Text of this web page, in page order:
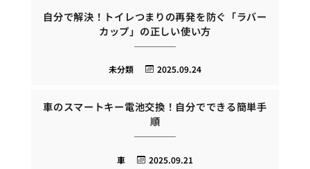
自分で解決！トイレつまりの再発を防ぐ「ラバー
カップ」の正しい使い方
2025.09.24
未分類
車のスマートキー電池交換！自分でできる簡単手
順
2025.09.21
車